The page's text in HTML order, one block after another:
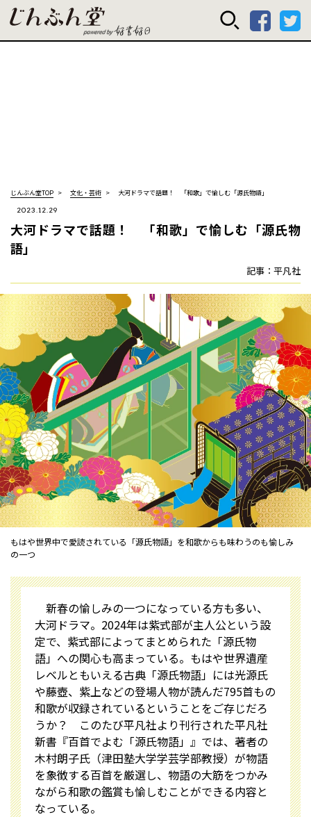
じんぶん堂
じんぶん堂TOP 文化・芸術 大河ドラマで話題！ 「和歌」で愉しむ「源氏物語」
2023.12.29
大河ドラマで話題！ 「和歌」で愉しむ「源氏物
語」
記事：平凡社
もはや世界中で愛読されている「源氏物語」を和歌からも味わうのも愉しみ
の一つ
新春の愉しみの一つになっている方も多い、
大河ドラマ。2024年は紫式部が主人公という設
定で、紫式部によってまとめられた「源氏物
語」への関心も高まっている。もはや世界遺産
レベルともいえる古典「源氏物語」には光源氏
や藤壺、紫上などの登場人物が読んだ795首もの
和歌が収録されているということをご存じだろ
うか？ このたび平凡社より刊行された平凡社
新書『百首でよむ「源氏物語」』では、著者の
木村朗子氏（津田塾大学学芸学部教授）が物語
を象徴する百首を厳選し、物語の大筋をつかみ
ながら和歌の鑑賞も愉しむことができる内容と
なっている。